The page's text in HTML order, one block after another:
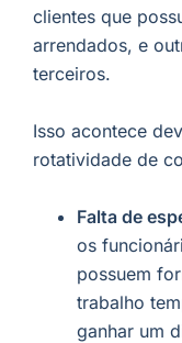
clientes que
arrendados, e
terceiros.
Isso acontece
rotatividade de
Falta de
os
possuem
trabalho
ganhar um